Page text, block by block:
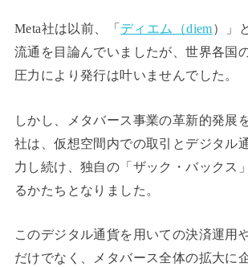
Meta社は以前、「 ディエム（diem）」
流通を目論んでいましたが、世界各国
圧力により発行は叶いませんでした。
しかし、メタバース事業の革新的発展
社は、仮想空間内での取引とデジタル
力し続け、独自の「ザック・バックス
るかたちとなりました。
このデジタル通貨を用いての決済運用
だけでなく、メタバース全体の拡大に